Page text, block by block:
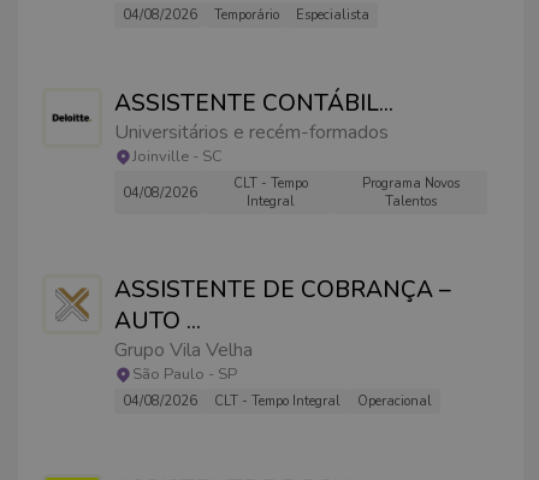
04/08/2026 Temporário Especialista
ASSISTENTE CONTÁBIL...
Universitários e recém-formados
Joinville - SC
04/08/2026
CLT - Tempo
Integral
Programa Novos
Talentos
ASSISTENTE DE COBRANÇA –
AUTO ...
Grupo Vila Velha
São Paulo - SP
04/08/2026 CLT - Tempo Integral Operacional